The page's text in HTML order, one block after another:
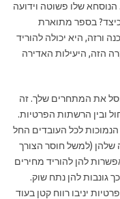
שלו פשוטה וידועה
בספר מתוארת
ורזה, היא יכולה להוריד
הזה, היעילות האדירה
את המתחרים שלך. זה
ובין הרשתות הפרטיות.
לכל העובדים החל
שלהן (למשל חוסר הצורך
להן להוריד מחירים
גונבות להן נתח שוק.
יניבו רווח קטן בעוד